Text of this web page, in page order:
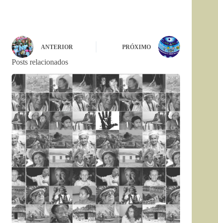
ANTERIOR PRÓXIMO
Posts relacionados